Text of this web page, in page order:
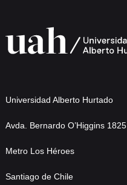
Universidad Alberto Hurtado
Avda. Bernardo O’Higgins 1825
Metro Los Héroes
Santiago de Chile